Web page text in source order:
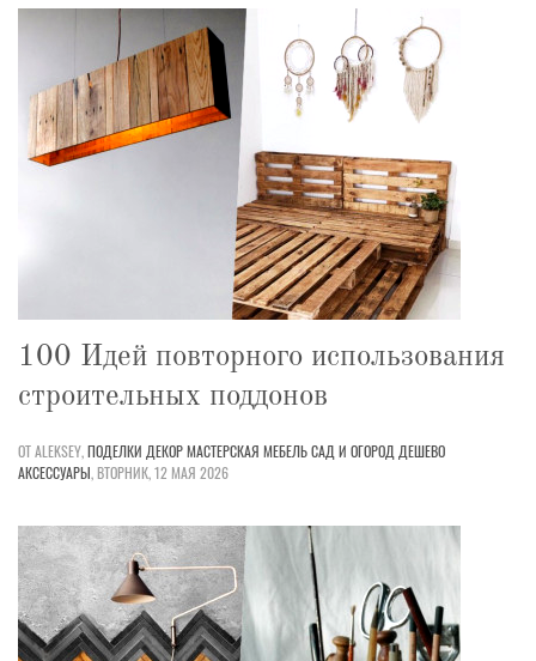
100 Идей повторного использования
строительных поддонов
ОТ ALEKSEY,ПОДЕЛКИ ДЕКОРМАСТЕРСКАЯ МЕБЕЛЬСАД И ОГОРОД ДЕШЕВО
АКСЕССУАРЫ,ВТОРНИК, 12 МАЯ 2026